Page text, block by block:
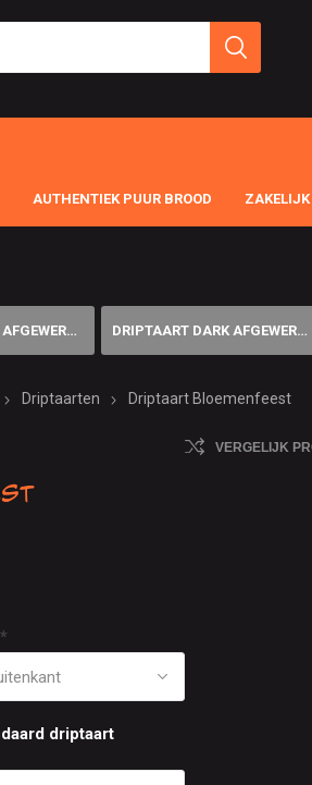
AUTHENTIEK PUUR BROOD ZAKELIJK
... DRIPTAART DARK AFGEWERKT ME...
Driptaarten Driptaart Bloemenfeest
VERGELIJK
*
driptaart